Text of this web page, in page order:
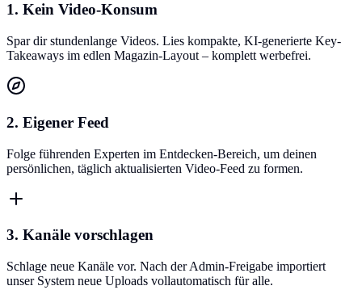
1. Kein Video-Konsum
Spar dir stundenlange Videos. Lies kompakte, KI-generierte Key-
Takeaways im edlen Magazin-Layout – komplett werbefrei.
2. Eigener Feed
Folge führenden Experten im Entdecken-Bereich, um deinen
persönlichen, täglich aktualisierten Video-Feed zu formen.
3. Kanäle vorschlagen
Schlage neue Kanäle vor. Nach der Admin-Freigabe importiert
unser System neue Uploads vollautomatisch für alle.